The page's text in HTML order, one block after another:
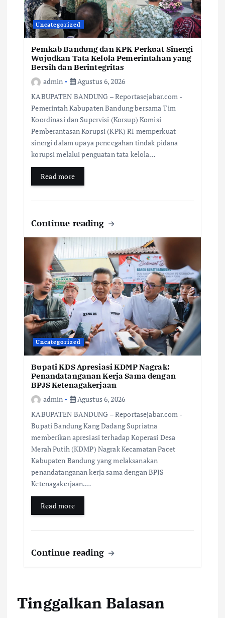
Uncategorized
Pemkab Bandung dan KPK Perkuat Sinergi
Wujudkan Tata Kelola Pemerintahan yang
Bersih dan Berintegritas
admin
Agustus 6, 2026
KABUPATEN BANDUNG – Reportasejabar.com -
Pemerintah Kabupaten Bandung bersama Tim
Koordinasi dan Supervisi (Korsup) Komisi
Pemberantasan Korupsi (KPK) RI memperkuat
sinergi dalam upaya pencegahan tindak pidana
korupsi melalui penguatan tata kelola…
Read more
Continue reading
Uncategorized
Bupati KDS Apresiasi KDMP Nagrak:
Penandatanganan Kerja Sama dengan
BPJS Ketenagakerjaan
admin
Agustus 6, 2026
KABUPATEN BANDUNG – Reportasejabar.com -
Bupati Bandung Kang Dadang Supriatna
memberikan apresiasi terhadap Koperasi Desa
Merah Putih (KDMP) Nagrak Kecamatan Pacet
Kabupaten Bandung yang melaksanakan
penandatanganan kerja sama dengan BPJS
Ketenagakerjaan.…
Read more
Continue reading
Tinggalkan Balasan